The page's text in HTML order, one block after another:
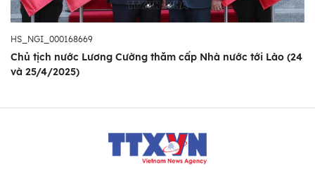
HS_NGI_000168669
Chủ tịch nước Lương Cường thăm cấp Nhà nước tới Lào (24
và 25/4/2025)